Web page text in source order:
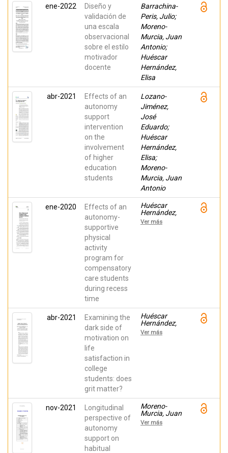
Júnior, Rudy
José; Fin,
Gracielle;
Rocha-
Calomeni,
Mauricio;
Martins de
Souza,
Divaldo; de
Souza-
Santos,
ene-2022
Diseño y
validación de
una escala
observacional
sobre el estilo
motivador
docente
Barrachina-
Peris, Julio;
Moreno-
Murcia, Juan
Antonio;
Huéscar
Hernández,
Elisa
abr-2021
Effects of an
autonomy
support
intervention
on the
involvement
of higher
education
students
Lozano-
Jiménez,
José
Eduardo;
Huéscar
Hernández,
Elisa;
Moreno-
Murcia, Juan
Antonio
ene-2020
Effects of an
autonomy-
supportive
physical
activity
program for
compensatory
care students
during recess
time
Huéscar
Hernández,
Elisa;
Moreno-
Ver más
abr-2021
Examining the
dark side of
motivation on
life
satisfaction in
college
students: does
grit matter?
Huéscar
Hernández,
Elisa;
Moreno-
Ver más
nov-2021
Longitudinal
perspective of
autonomy
support on
habitual
Moreno-
Murcia, Juan
Antonio;
Ramis-Claver,
Ver más